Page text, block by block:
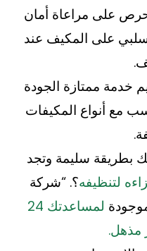
على مراعاة أمان
سلبي على المكيف عند
خدمة ممتازة الجودة
مع أنواع المكيفات
بطريقة سليمة وتجد
لتنظيفه؟. “شركة
لمساعدتك 24
مذهل.